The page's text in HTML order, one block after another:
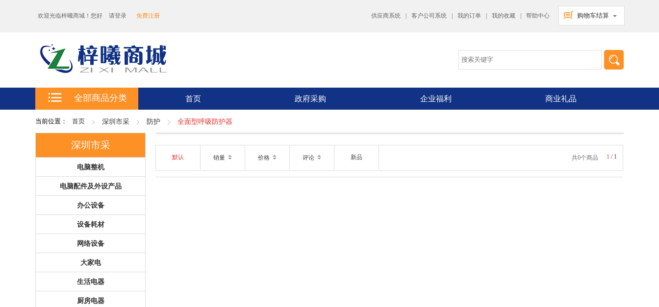
欢迎光临梓曦商城！您好 请登录 免费注册 购物车结算
供应商系统 客户公司系统 我的订单 我的收藏 帮助中心
全部商品分类 首页 政府采购 企业福利 商业礼品
当前位置： 首页 深圳市采 防护 全面型呼吸防护器
深圳市采
电脑整机
电脑配件及外设产品
办公设备
设备耗材
网络设备
大家电
生活电器
厨房电器
默认 销量 价格 评论 新品 共0个商品 1 / 1